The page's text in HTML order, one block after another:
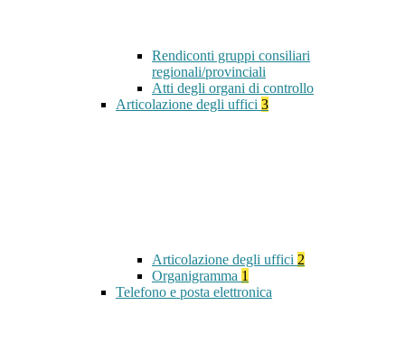
Rendiconti gruppi consiliari
regionali/provinciali
Atti degli organi di controllo
Articolazione degli uffici 3
Articolazione degli uffici 2
Organigramma 1
Telefono e posta elettronica